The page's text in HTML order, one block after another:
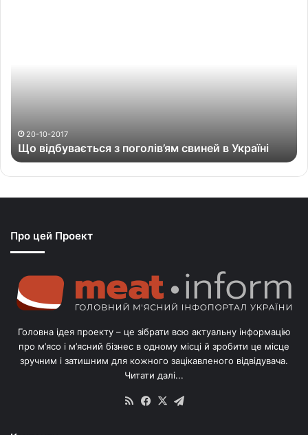
т
ь
п
о
20-10-2017
Що відбувається з поголів’ям свиней в Україні
Про цей Проект
Головна ідея проекту – це зібрати всю актуальну інформацію
про м’ясо і м’ясний бізнес в одному місці й зробити це місце
зручним і затишним для кожного зацікавленого відвідувача.
Читати далі...
RSS Facebook
X